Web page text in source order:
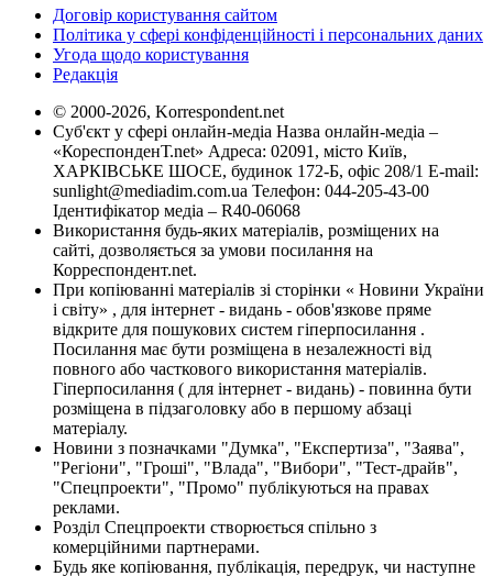
Договір користування сайтом
Політика у сфері конфіденційності і персональних даних
Угода щодо користування
Редакція
© 2000-2026, Korrespondent.net
Суб'єкт у сфері онлайн-медіа Назва онлайн-медіа –
«КореспонденТ.net» Адреса: 02091, місто Київ,
ХАРКІВСЬКЕ ШОСЕ, будинок 172-Б, офіс 208/1 E-mail:
sunlight@mediadim.com.ua Телефон: 044-205-43-00
Ідентифікатор медіа – R40-06068
Використання будь-яких матеріалів, розміщених на
сайті, дозволяється за умови посилання на
Корреспондент.net.
При копіюванні матеріалів зі сторінки « Новини України
і світу» , для інтернет - видань - обов'язкове пряме
відкрите для пошукових систем гіперпосилання .
Посилання має бути розміщена в незалежності від
повного або часткового використання матеріалів.
Гіперпосилання ( для інтернет - видань) - повинна бути
розміщена в підзаголовку або в першому абзаці
матеріалу.
Новини з позначками "Думка", "Експертиза", "Заява",
"Регіони", "Гроші", "Влада", "Вибори", "Тест-драйв",
"Спецпроекти", "Промо" публікуються на правах
реклами.
Розділ Спецпроекти створюється спільно з
комерційними партнерами.
Будь яке копіювання, публікація, передрук, чи наступне